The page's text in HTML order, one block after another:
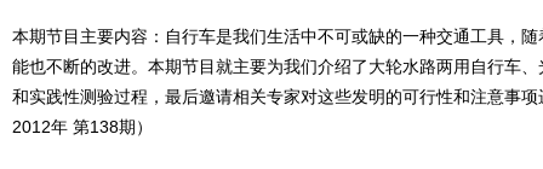
本期节目主要内容：自行车是我们生活中不可或缺的一种交通工具，
能也不断的改进。本期节目就主要为我们介绍了大轮水路两用自行车
和实践性测验过程，最后邀请相关专家对这些发明的可行性和注意事
2012年 第138期）